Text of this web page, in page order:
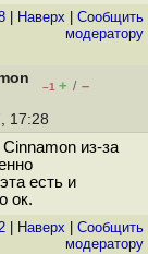
Наверх
Cообщить
модератору
–1 + / –
17:28
из-за
есть и
ок.
Наверх
Cообщить
модератору